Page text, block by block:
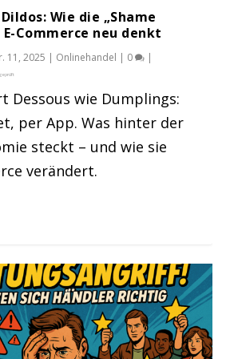
Wie die „Shame
E-Commerce neu denkt
11, 2025 | Onlinehandel | 0 |
Dessous wie Dumplings:
per App. Was hinter der
steckt – und wie sie
verändert.